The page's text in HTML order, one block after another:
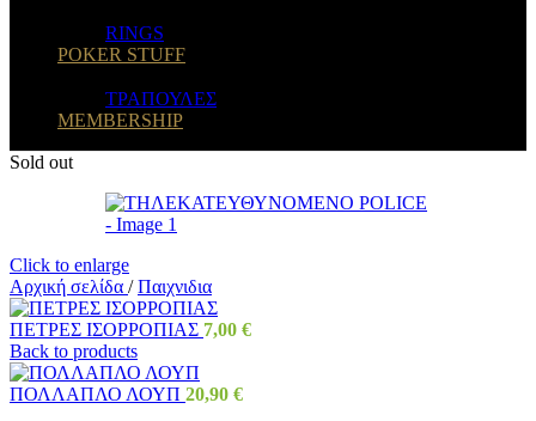
RINGS
POKER STUFF
ΤΡΑΠΟΥΛΕΣ
MEMBERSHIP
Sold out
Click to enlarge
Αρχική σελίδα / Παιχνιδια
ΠΕΤΡΕΣ ΙΣΟΡΡΟΠΙΑΣ 7,00 €
Back to products
ΠΟΛΛΑΠΛΟ ΛΟΥΠ 20,90 €